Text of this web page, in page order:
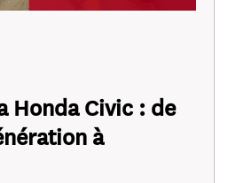
Honda Civic : de
à